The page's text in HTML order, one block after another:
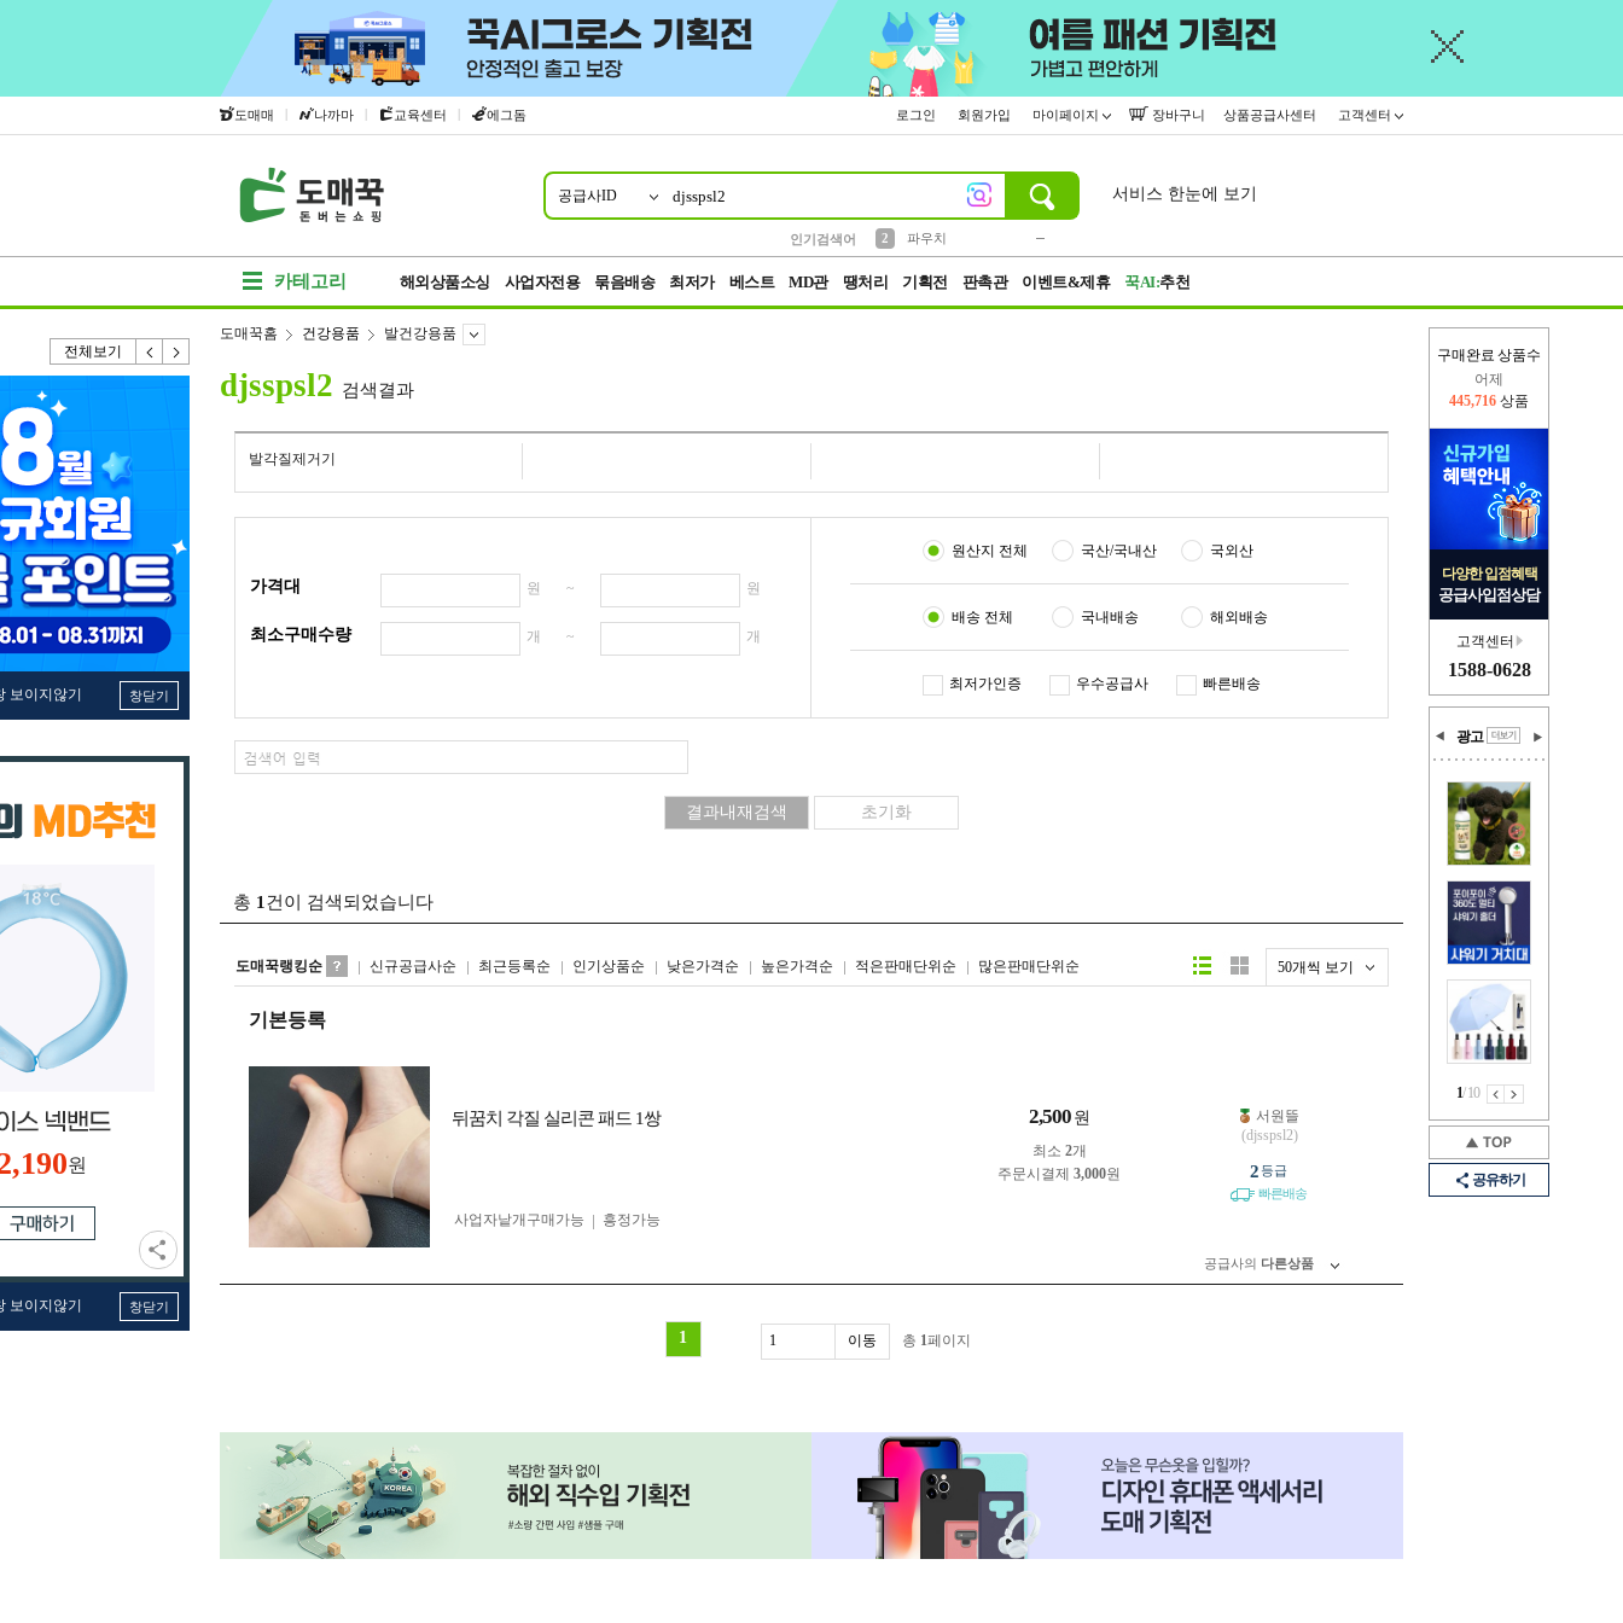
도매매 | 나까마 | 교육센터 | 에그돔 로그인 회원가입 마이페이지 장바구니 상품공급사센터 고객센터
공급사ID
인기검색어
2
파우치
서비스 한눈에 보기
카테고리 해외상품소싱 사업자전용 묶음배송 최저가 베스트 MD관 땡처리 기획전 판촉관 이벤트&제휴 꾹AI:추천
전체보기
보이지않기 창닫기
원
보이지않기 창닫기
구매완료 상품수
어제
445,716 상품
다양한 입점혜택
공급사입점상담
고객센터
1588-0628
광고
1/10
공유하기
도매꾹홈 건강용품 발건강용품
djsspsl2 검색결과
발각질제거기
가격대 원 ~ 원
최소구매수량 개 ~ 개
원산지 전체 국산/국내산 국외산
배송 전체 국내배송 해외배송
최저가인증 우수공급사 빠른배송
총 1 건이 검색되었습니다
도매꾹랭킹순 신규공급사순 최근등록순 인기상품순 낮은가격순 높은가격순 적은판매단위순 많은판매단위순 50개씩 보기
리스트형갤러리형
기본등록
뒤꿈치 각질 실리콘 패드 1쌍 2,500 원
최소 2개
주문시결제 3,000원
사업자 낱개구매가능 흥정가능
서원뜰
(djsspsl2)
2등급
빠른배송
공급사의 다른상품
1 총 1페이지